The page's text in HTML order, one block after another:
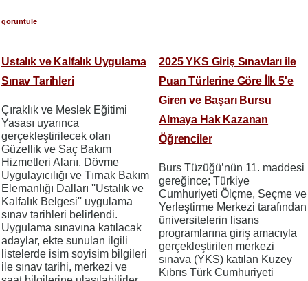
görüntüle
Ustalık ve Kalfalık Uygulama
Sınav Tarihleri
Çıraklık ve Meslek Eğitimi
Yasası uyarınca
gerçekleştirilecek olan
Güzellik ve Saç Bakım
Hizmetleri Alanı, Dövme
Uygulayıcılığı ve Tırnak Bakım
Elemanlığı Dalları ''Ustalık ve
Kalfalık Belgesi'' uygulama
sınav tarihleri belirlendi.
Uygulama sınavına katılacak
adaylar, ekte sunulan ilgili
listelerde isim soyisim bilgileri
ile sınav tarihi, merkezi ve
2025 YKS Giriş Sınavları ile
Puan Türlerine Göre İlk 5'e
Giren ve Başarı Bursu
Almaya Hak Kazanan
Öğrenciler
Burs Tüzüğü’nün 11. maddesi
gereğince; Türkiye
Cumhuriyeti Ölçme, Seçme ve
Yerleştirme Merkezi tarafından
üniversitelerin lisans
programlarına giriş amacıyla
gerçekleştirilen merkezi
sınava (YKS) katılan Kuzey
Kıbrıs Türk Cumhuriyeti